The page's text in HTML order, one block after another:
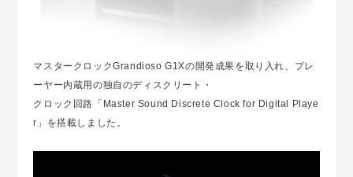
マスタークロックGrandioso G1Xの開発成果を取り入れ、プレ
ーヤー内蔵用の独自のディスクリート・
クロック回路「Master Sound Discrete Clock for Digital Playe
r」を搭載しました。